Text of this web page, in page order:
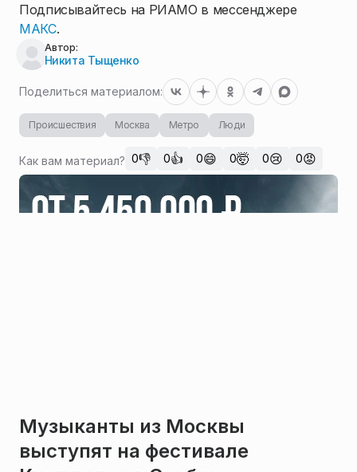
Подписывайтесь на РИАМО в мессенджере
МАКС.
Автор:
Никита Тыщенко
Поделиться материалом:
Происшествия Москва Метро Люди
Как вам материал? 0👎 0👍 0😄 0🤯 0😢 0😡
Музыканты из Москвы
выступят на фестивале